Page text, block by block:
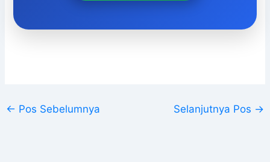
← Pos Sebelumnya Selanjutnya Pos →